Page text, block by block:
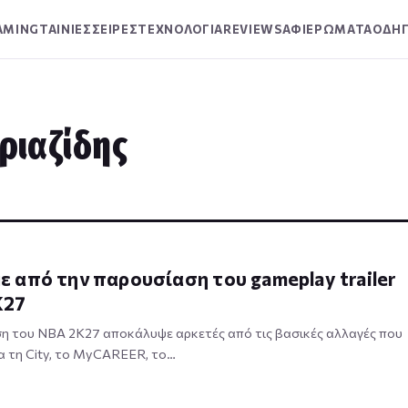
ΤΑΙΝΙΕΣΣΕΙΡΕΣΤΕΧΝΟΛΟΓΙΑREVIEWSΑΦΙΕΡΩΜΑΤΑ
από την παρουσίαση του gameplay trailer
του NBA 2K27 αποκάλυψε αρκετές από τις βασικές αλλαγές που
τη City, το MyCAREER, το…